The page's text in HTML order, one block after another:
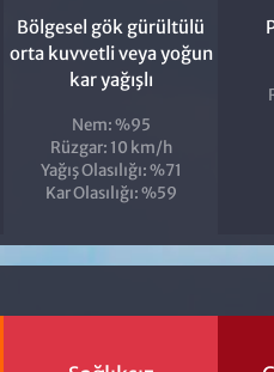
Bölgesel gök gürültülü
orta kuvvetli veya yoğun
kar yağışlı
Nem: %95
Rüzgar: 10 km/h
Yağış Olasılığı: %71
Kar Olasılığı: %59